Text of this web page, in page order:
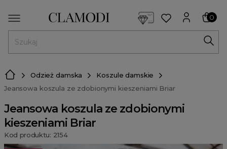
0
Odzież damska
Koszule damskie
Jeansowa koszula ze zdobionymi kieszeniami Briar
Jeansowa koszula ze zdobionymi
kieszeniami Briar
Kod produktu: 2154